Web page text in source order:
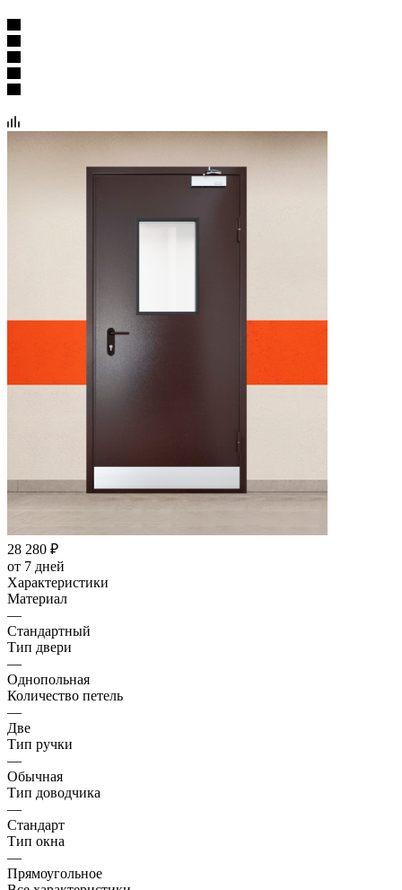
28 280 ₽
от 7 дней
Характеристики
Материал
—
Стандартный
Тип двери
—
Однопольная
Количество петель
—
Две
Тип ручки
—
Обычная
Тип доводчика
—
Стандарт
Тип окна
—
Прямоугольное